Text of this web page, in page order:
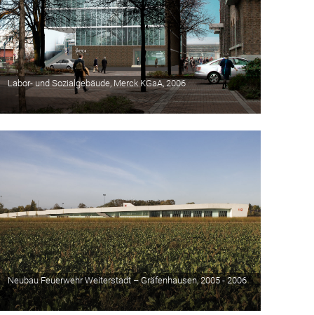
Labor- und Sozialgebäude, Merck KGaA, 2006
Neubau Feuerwehr Weiterstadt – Gräfenhausen, 2005 - 2006